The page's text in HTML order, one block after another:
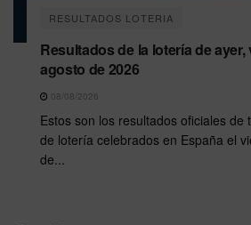
RESULTADOS LOTERIA
Resultados de la lotería de ayer,
agosto de 2026
08/08/2026
Estos son los resultados oficiales de
de lotería celebrados en España el
de...